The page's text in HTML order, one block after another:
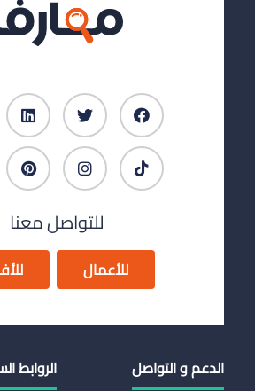
للتواصل معنا
للأعمال
الدعم و التواصل الروابط